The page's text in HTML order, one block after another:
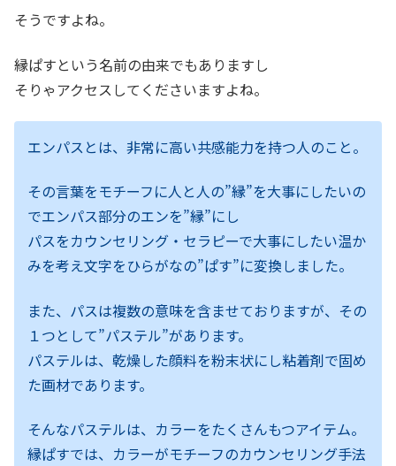
そうですよね。
縁ぱすという名前の由来でもありますし
そりゃアクセスしてくださいますよね。
エンパスとは、非常に高い共感能力を持つ人のこと。
その言葉をモチーフに人と人の”縁”を大事にしたいの
でエンパス部分のエンを”縁”にし
パスをカウンセリング・セラピーで大事にしたい温か
みを考え文字をひらがなの”ぱす”に変換しました。
また、パスは複数の意味を含ませておりますが、その
１つとして”パステル”があります。
パステルは、乾燥した顔料を粉末状にし粘着剤で固め
た画材であります。
そんなパステルは、カラーをたくさんもつアイテム。
縁ぱすでは、カラーがモチーフのカウンセリング手法